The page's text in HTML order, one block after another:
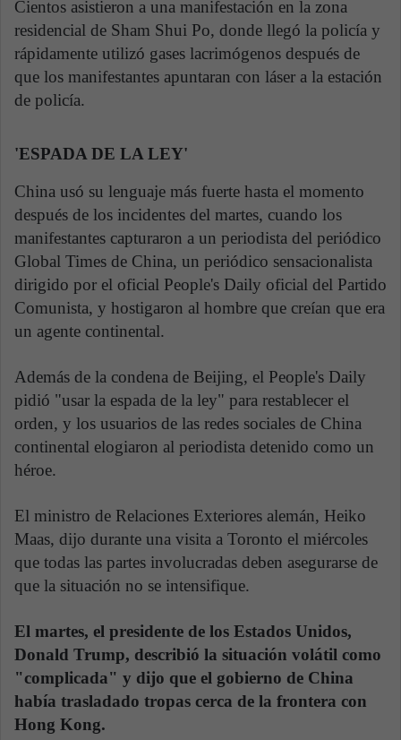
Cientos asistieron a una manifestación en la zona
residencial de Sham Shui Po, donde llegó la policía y
rápidamente utilizó gases lacrimógenos después de
que los manifestantes apuntaran con láser a la estación
de policía.
'ESPADA DE LA LEY'
China usó su lenguaje más fuerte hasta el momento
después de los incidentes del martes, cuando los
manifestantes capturaron a un periodista del periódico
Global Times de China, un periódico sensacionalista
dirigido por el oficial People's Daily oficial del Partido
Comunista, y hostigaron al hombre que creían que era
un agente continental.
Además de la condena de Beijing, el People's Daily
pidió "usar la espada de la ley" para restablecer el
orden, y los usuarios de las redes sociales de China
continental elogiaron al periodista detenido como un
héroe.
El ministro de Relaciones Exteriores alemán, Heiko
Maas, dijo durante una visita a Toronto el miércoles
que todas las partes involucradas deben asegurarse de
que la situación no se intensifique.
El martes, el presidente de los Estados Unidos,
Donald Trump, describió la situación volátil como
"complicada" y dijo que el gobierno de China
había trasladado tropas cerca de la frontera con
Hong Kong.